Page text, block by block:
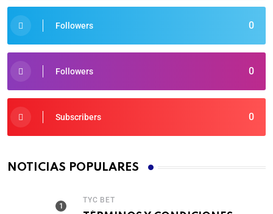
0
Followers
0
Followers
0
Subscribers
NOTICIAS POPULARES
TYC BET